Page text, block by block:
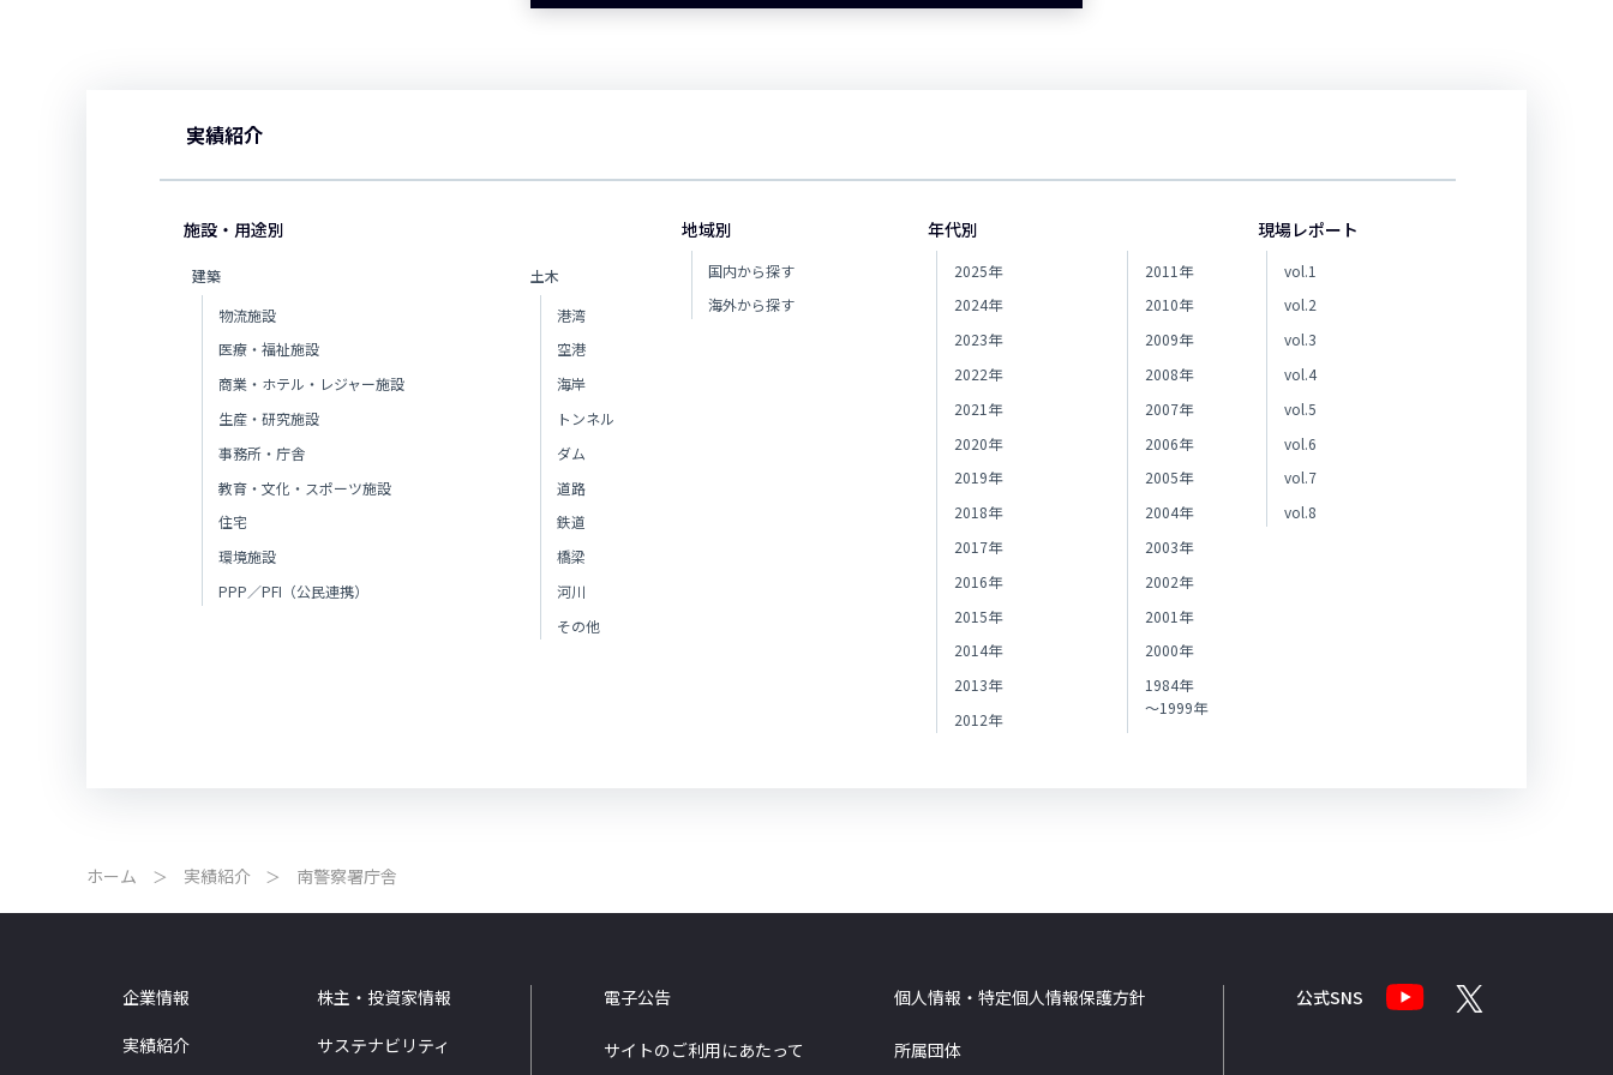
実績紹介
施設・用途別
建築
物流施設
医療・福祉施設
商業・ホテル・レジャー施設
生産・研究施設
事務所・庁舎
教育・文化・スポーツ施設
住宅
環境施設
PPP／PFI（公民連携）
土木
港湾
空港
海岸
トンネル
ダム
道路
鉄道
橋梁
河川
その他
地域別
国内から探す
海外から探す
年代別
2025年
2024年
2023年
2022年
2021年
2020年
2019年
2018年
2017年
2016年
2015年
2014年
2013年
2012年
2011年
2010年
2009年
2008年
2007年
2006年
2005年
2004年
2003年
2002年
2001年
2000年
1984年
～1999年
現場レポート
vol.1
vol.2
vol.3
vol.4
vol.5
vol.6
vol.7
vol.8
ホーム 実績紹介 南警察署庁舎
企業情報
株主・投資家情報
実績紹介
サステナビリティ
電子公告 個人情報・特定個人情報保護方針
サイトのご利用にあたって 所属団体
公式SNS